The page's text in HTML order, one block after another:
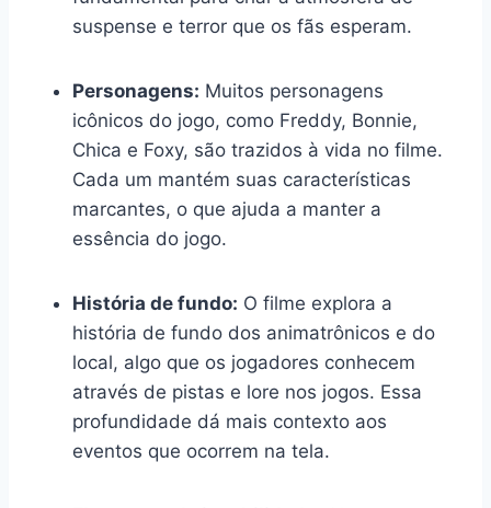
suspense e terror que os fãs esperam.
Personagens: Muitos personagens
icônicos do jogo, como Freddy, Bonnie,
Chica e Foxy, são trazidos à vida no filme.
Cada um mantém suas características
marcantes, o que ajuda a manter a
essência do jogo.
História de fundo: O filme explora a
história de fundo dos animatrônicos e do
local, algo que os jogadores conhecem
através de pistas e lore nos jogos. Essa
profundidade dá mais contexto aos
eventos que ocorrem na tela.